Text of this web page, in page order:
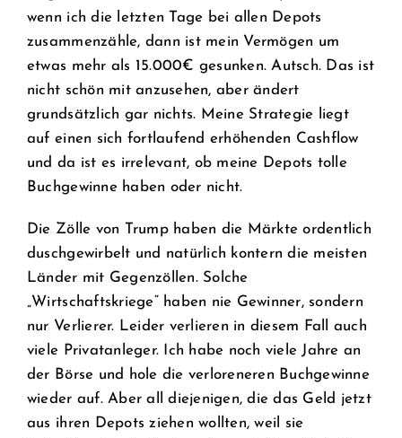
wenn ich die letzten Tage bei allen Depots
zusammenzähle, dann ist mein Vermögen um
etwas mehr als 15.000€ gesunken. Autsch. Das ist
nicht schön mit anzusehen, aber ändert
grundsätzlich gar nichts. Meine Strategie liegt
auf einen sich fortlaufend erhöhenden Cashflow
und da ist es irrelevant, ob meine Depots tolle
Buchgewinne haben oder nicht.
Die Zölle von Trump haben die Märkte ordentlich
duschgewirbelt und natürlich kontern die meisten
Länder mit Gegenzöllen. Solche
„Wirtschaftskriege“ haben nie Gewinner, sondern
nur Verlierer. Leider verlieren in diesem Fall auch
viele Privatanleger. Ich habe noch viele Jahre an
der Börse und hole die verloreneren Buchgewinne
wieder auf. Aber all diejenigen, die das Geld jetzt
aus ihren Depots ziehen wollten, weil sie